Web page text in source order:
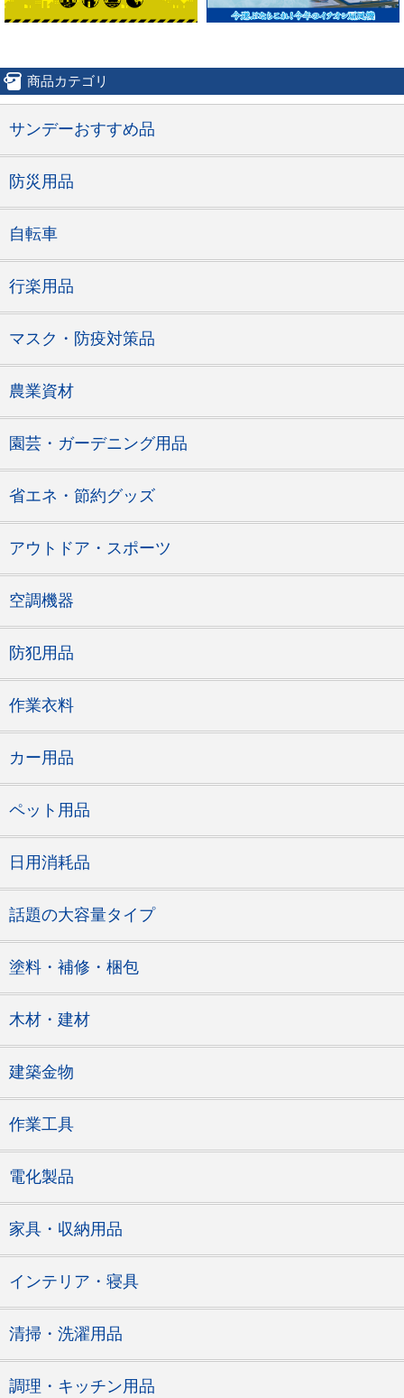
商品カテゴリ
サンデーおすすめ品
防災用品
自転車
行楽用品
マスク・防疫対策品
農業資材
園芸・ガーデニング用品
省エネ・節約グッズ
アウトドア・スポーツ
空調機器
防犯用品
作業衣料
カー用品
ペット用品
日用消耗品
話題の大容量タイプ
塗料・補修・梱包
木材・建材
建築金物
作業工具
電化製品
家具・収納用品
インテリア・寝具
清掃・洗濯用品
調理・キッチン用品